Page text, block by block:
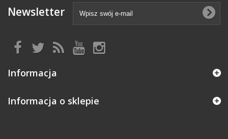
Newsletter
Informacja
Informacja o sklepie